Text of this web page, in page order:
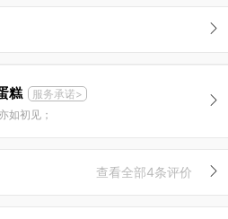
糕
服务承诺>
如初见；
查看全部4条评价